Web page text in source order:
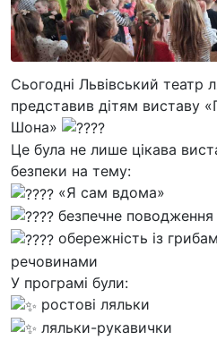
Сьогодні Львівський театр
представив дітям виставу
Шона»
Це була не лише цікава
безпеки на тему:
«Я сам вдома»
безпечне поводження
обережність із
речовинами
У програмі були:
ростові ляльки
ляльки-рукавички